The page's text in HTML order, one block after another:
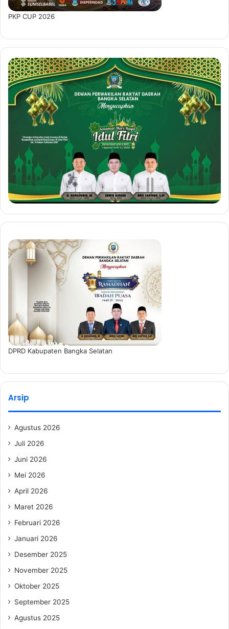
PKP CUP 2026
DPRD Kabupaten Bangka Selatan
Arsip
Agustus 2026
Juli 2026
Juni 2026
Mei 2026
April 2026
Maret 2026
Februari 2026
Januari 2026
Desember 2025
November 2025
Oktober 2025
September 2025
Agustus 2025